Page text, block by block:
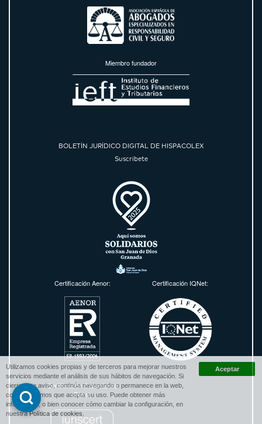
Miembro fundador
BOLETÍN JURÍDICO DIGITAL DE HISPACOLEX
Suscríbete
Certificación Aenor: Certificación IQNet:
Certificación Compliance
Penal:
Utilizamos cookies propias y de terceros para mejorar nuestros
servicios mediante el análisis de sus hábitos de navegación. Si
cierra este aviso, continúa navegando o permanece en la web,
consideraremos que acepta su uso. Puede obtener más
información, o bien conocer cómo cambiar la configuración, en
nuestraPolítica de cookies